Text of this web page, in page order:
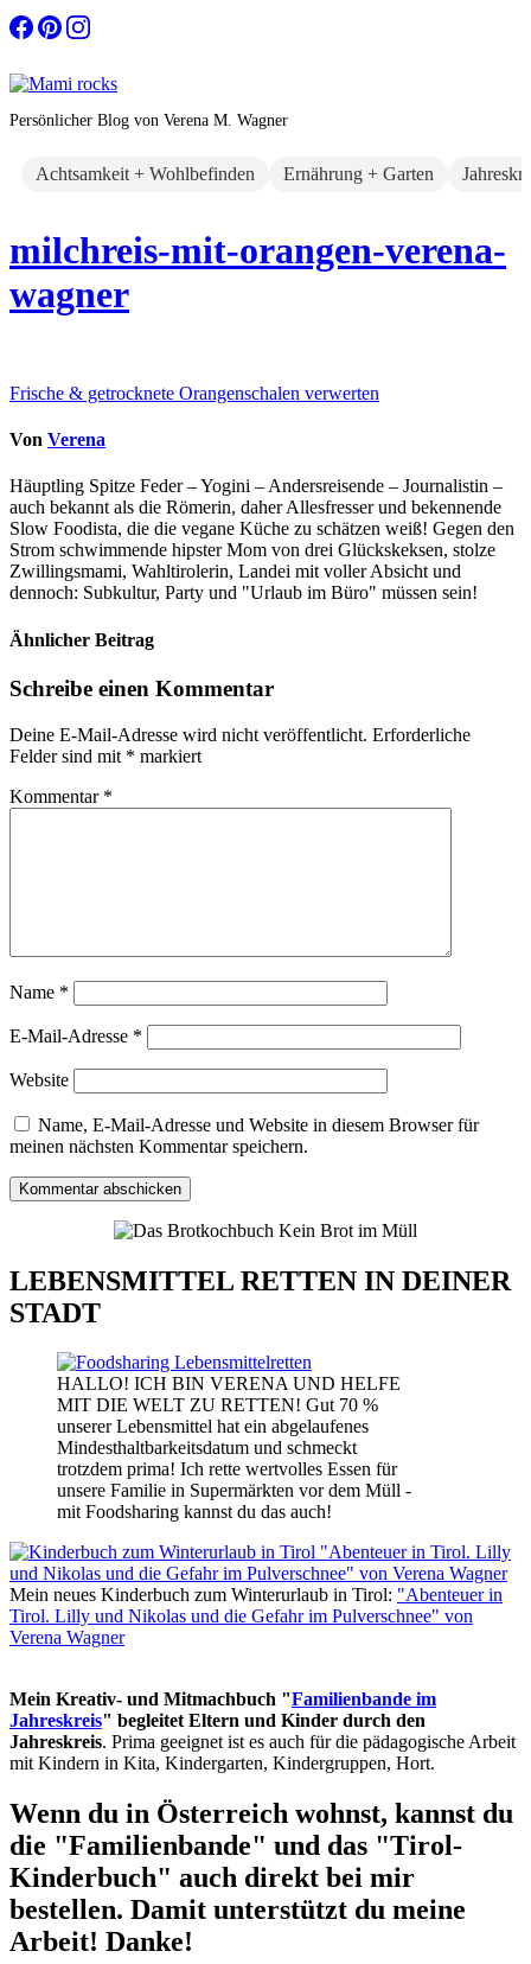
Zum
Inhalt
Persönlicher Blog von Verena M. Wagner
Achtsamkeit + Wohlbefinden Ernährung + Garten
milchreis-mit-orangen-verena-
wagner
Beitragsnavigation
Frische & getrocknete Orangenschalen verwerten
Von Verena
Häuptling Spitze Feder – Yogini – Andersreisende – Journalistin –
auch bekannt als die Römerin, daher Allesfresser und bekennende
Slow Foodista, die die vegane Küche zu schätzen weiß! Gegen den
Strom schwimmende hipster Mom von drei Glückskeksen, stolze
Zwillingsmami, Wahltirolerin, Landei mit voller Absicht und
dennoch: Subkultur, Party und "Urlaub im Büro" müssen sein!
Ähnlicher Beitrag
Schreibe einen Kommentar
Deine E-Mail-Adresse wird nicht veröffentlicht. Erforderliche
Felder sind mit * markiert
Kommentar *
Name *
E-Mail-Adresse *
Website
Name, E-Mail-Adresse und Website in diesem Browser für
meinen nächsten Kommentar speichern.
LEBENSMITTEL RETTEN IN DEINER
STADT
HALLO! ICH BIN VERENA UND HELFE
MIT DIE WELT ZU RETTEN! Gut 70 %
unserer Lebensmittel hat ein abgelaufenes
Mindesthaltbarkeitsdatum und schmeckt
trotzdem prima! Ich rette wertvolles Essen für
unsere Familie in Supermärkten vor dem Müll -
mit Foodsharing kannst du das auch!
Mein neues Kinderbuch zum Winterurlaub in Tirol: "Abenteuer in
Tirol. Lilly und Nikolas und die Gefahr im Pulverschnee" von
Verena Wagner
Mein Kreativ- und Mitmachbuch "Familienbande im
Jahreskreis" begleitet Eltern und Kinder durch den
Jahreskreis. Prima geeignet ist es auch für die pädagogische Arbeit
mit Kindern in Kita, Kindergarten, Kindergruppen, Hort.
Wenn du in Österreich wohnst, kannst du
die "Familienbande" und das "Tirol-
Kinderbuch" auch direkt bei mir
bestellen. Damit unterstützt du meine
Arbeit! Danke!